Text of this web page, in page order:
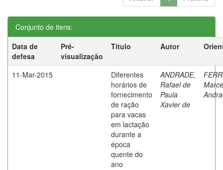
Conjunto de itens:
Data de
defesa
Pré-
visualização
Título Autor
11-Mar-2015
Diferentes
horários de
fornecimento
de ração
para vacas
em lactação
durante a
época
quente do
ano
ANDRADE,
Rafael de
Paula
Xavier de